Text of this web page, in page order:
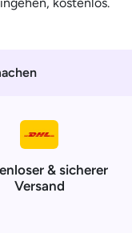
& sicherer
Versand